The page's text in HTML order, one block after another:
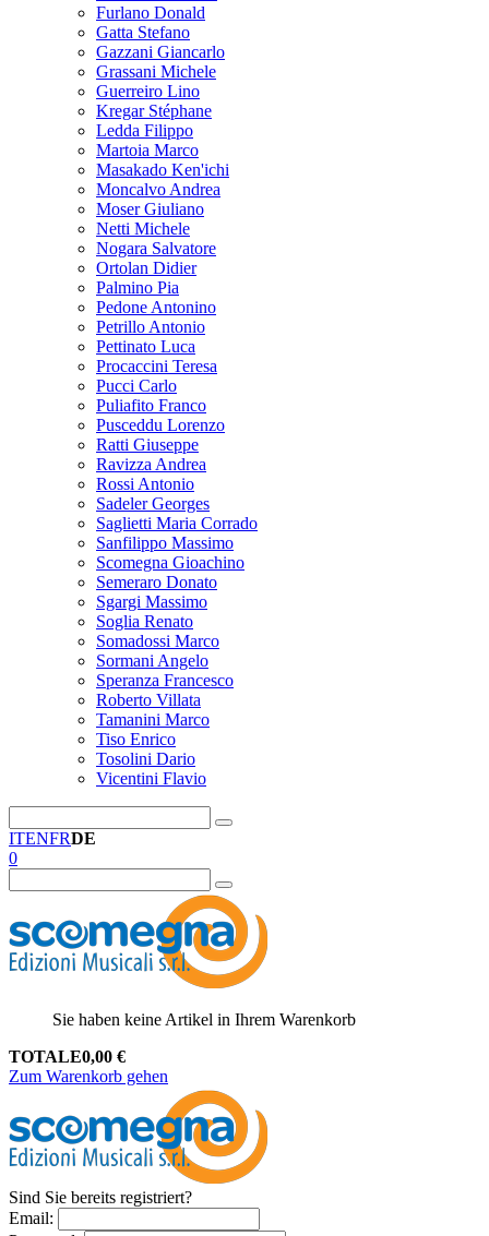
Furlano Donald
Gatta Stefano
Gazzani Giancarlo
Grassani Michele
Guerreiro Lino
Kregar Stéphane
Ledda Filippo
Martoia Marco
Masakado Ken'ichi
Moncalvo Andrea
Moser Giuliano
Netti Michele
Nogara Salvatore
Ortolan Didier
Palmino Pia
Pedone Antonino
Petrillo Antonio
Pettinato Luca
Procaccini Teresa
Pucci Carlo
Puliafito Franco
Pusceddu Lorenzo
Ratti Giuseppe
Ravizza Andrea
Rossi Antonio
Sadeler Georges
Saglietti Maria Corrado
Sanfilippo Massimo
Scomegna Gioachino
Semeraro Donato
Sgargi Massimo
Soglia Renato
Somadossi Marco
Sormani Angelo
Speranza Francesco
Roberto Villata
Tamanini Marco
Tiso Enrico
Tosolini Dario
Vicentini Flavio
ITENFRDE
0
Sie haben keine Artikel in Ihrem Warenkorb
TOTALE0,00 €
Zum Warenkorb gehen
Sind Sie bereits registriert?
Email: